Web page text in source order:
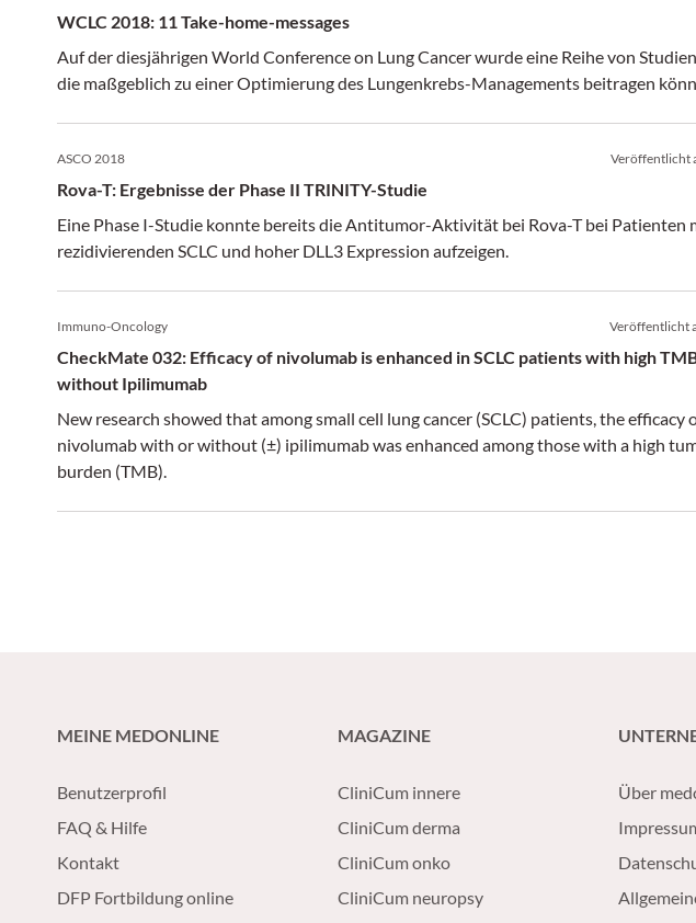
WCLC 2018: 11 Take-home-messages
Auf der diesjährigen World Conference on Lung Cancer wurde eine Reihe von
die maßgeblich zu einer Optimierung des Lungenkrebs-Managements beitragen
ASCO 2018 Veröffentlicht
Rova-T: Ergebnisse der Phase II TRINITY-Studie
Eine Phase I-Studie konnte bereits die Antitumor-Aktivität bei Rova-T bei Patienten
rezidivierenden SCLC und hoher DLL3 Expression aufzeigen.
Immuno-Oncology Veröffentlicht
CheckMate 032: Efficacy of nivolumab is enhanced in SCLC patients with high
without Ipilimumab
New research showed that among small cell lung cancer (SCLC) patients, the efficacy
nivolumab with or without (±) ipilimumab was enhanced among those with a high
burden (TMB).
MEINE MEDONLINE
Benutzerprofil
FAQ & Hilfe
Kontakt
DFP Fortbildung online
MAGAZINE
CliniCum innere
CliniCum derma
CliniCum onko
CliniCum neuropsy
Über